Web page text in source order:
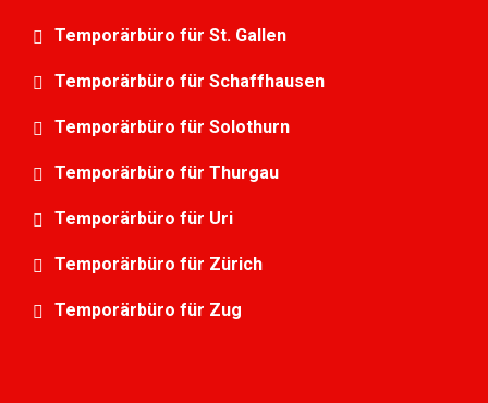
Temporärbüro für St. Gallen
Temporärbüro für Schaffhausen
Temporärbüro für Solothurn
Temporärbüro für Thurgau
Temporärbüro für Uri
Temporärbüro für Zürich
Temporärbüro für Zug